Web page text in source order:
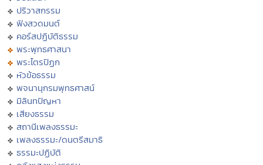
ปริวาสกรรม
ฟังสวดมนต์
คอร์สปฏิบัติธรรม
พระพุทธศาสนา
พระไตรปิฏก
หัวข้อธรรม
พจนานุกรมพุทธศาสน์
มิลินทปัญหา
เสียงธรรม
สถานีเพลงธรรมะ
เพลงธรรมะ/ดนตรีสมาธิ
ธรรมะปฏิบัติ